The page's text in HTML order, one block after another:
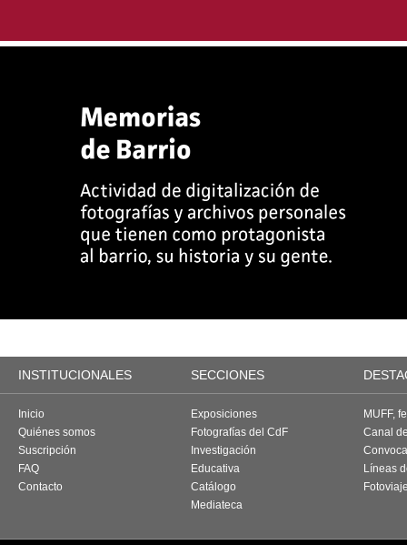
INSTITUCIONALES SECCIONES
Inicio
Quiénes somos
Suscripción
FAQ
Contacto
Exposiciones
Fotografías del CdF
Investigación
Educativa
Catálogo
Mediateca
MUFF,
Canal
Líneas